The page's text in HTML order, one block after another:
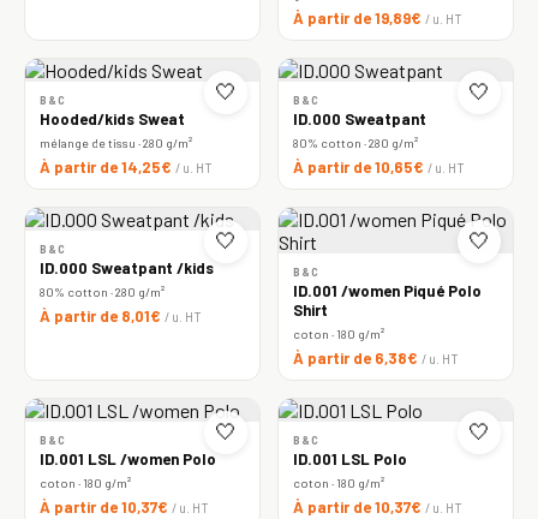
À partir de 19,89€ / u. HT
🤍
B&C
Hooded/kids Sweat
mélange de tissu · 280 g/m²
À partir de 14,25€ / u. HT
🤍
B&C
ID.000 Sweatpant
80% cotton · 280 g/m²
À partir de 10,65€ / u. HT
🤍
B&C
ID.000 Sweatpant /kids
80% cotton · 280 g/m²
À partir de 8,01€ / u. HT
🤍
B&C
ID.001 /women Piqué Polo
Shirt
coton · 180 g/m²
À partir de 6,38€ / u. HT
🤍
B&C
ID.001 LSL /women Polo
coton · 180 g/m²
À partir de 10,37€ / u. HT
🤍
B&C
ID.001 LSL Polo
coton · 180 g/m²
À partir de 10,37€ / u. HT